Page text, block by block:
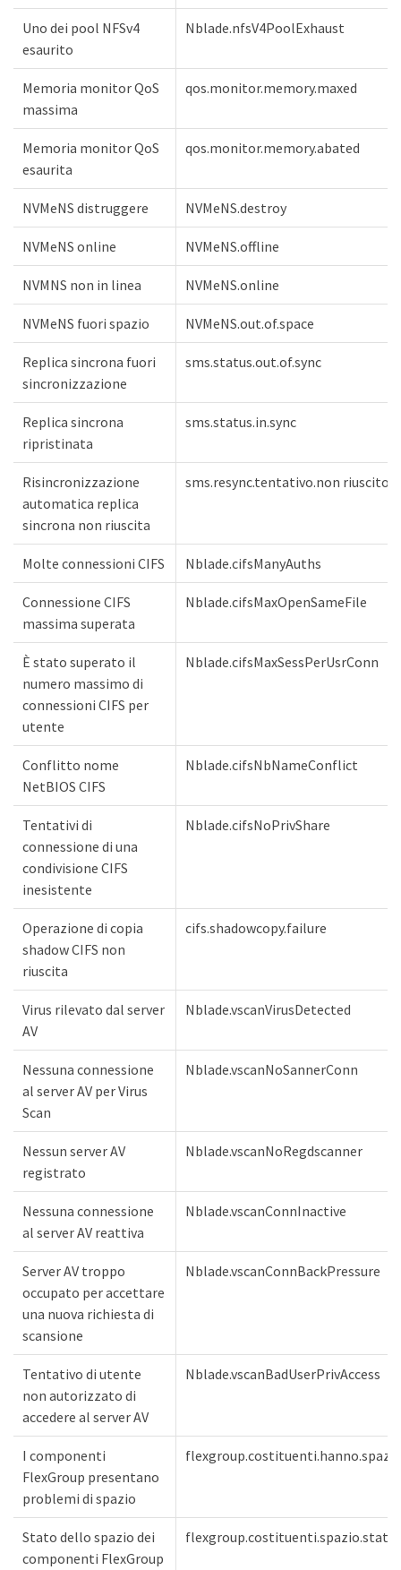
Uno dei pool NFSv4
esaurito
Nblade.nfsV4PoolExhaust
Memoria monitor QoS
massima
qos.monitor.memory.maxed
Memoria monitor QoS
esaurita
qos.monitor.memory.abated
NVMeNS distruggere NVMeNS.destroy
NVMeNS online NVMeNS.offline
NVMNS non in linea NVMeNS.online
NVMeNS fuori spazio NVMeNS.out.of.space
Replica sincrona fuori
sincronizzazione
sms.status.out.of.sync
Replica sincrona
ripristinata
sms.status.in.sync
Risincronizzazione
automatica replica
sincrona non riuscita
sms.resync.tentativo.non riuscito
Molte connessioni CIFS Nblade.cifsManyAuths
Connessione CIFS
massima superata
Nblade.cifsMaxOpenSameFile
È stato superato il
numero massimo di
connessioni CIFS per
utente
Nblade.cifsMaxSessPerUsrConn
Conflitto nome
NetBIOS CIFS
Nblade.cifsNbNameConflict
Tentativi di
connessione di una
condivisione CIFS
inesistente
Nblade.cifsNoPrivShare
Operazione di copia
shadow CIFS non
riuscita
cifs.shadowcopy.failure
Virus rilevato dal server
AV
Nblade.vscanVirusDetected
Nessuna connessione
al server AV per Virus
Scan
Nblade.vscanNoSannerConn
Nessun server AV
registrato
Nblade.vscanNoRegdscanner
Nessuna connessione
al server AV reattiva
Nblade.vscanConnInactive
Server AV troppo
occupato per accettare
una nuova richiesta di
scansione
Nblade.vscanConnBackPressure
Tentativo di utente
non autorizzato di
accedere al server AV
Nblade.vscanBadUserPrivAccess
I componenti
FlexGroup presentano
problemi di spazio
Stato dello spazio dei
componenti FlexGroup